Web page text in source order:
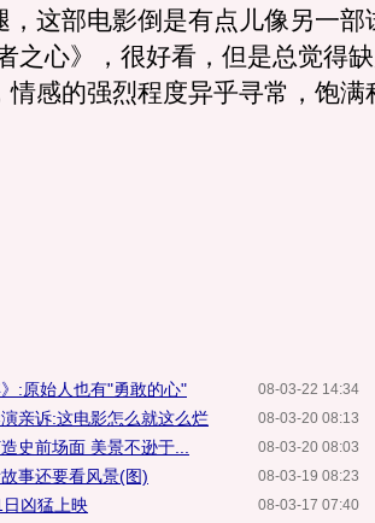
，这部电影倒是有点儿像另一部
之心》，很好看，但是总觉得
情感的强烈程度异乎寻常，饱满
08-03-22 14:34
:原始人也有"勇敢的心"
08-03-20 08:13
演亲诉:这电影怎么就这么烂
08-03-20 08:03
史前场面 美景不逊于...
08-03-19 08:23
故事还要看风景(图)
08-03-17 07:40
日凶猛上映